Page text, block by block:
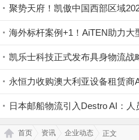
聚势天府！凯傲中国西部区域
海外标杆案例+1！AiTEN助力
永恒力收购澳大利亚设备租赁商
首页 资讯 企业动态 正文